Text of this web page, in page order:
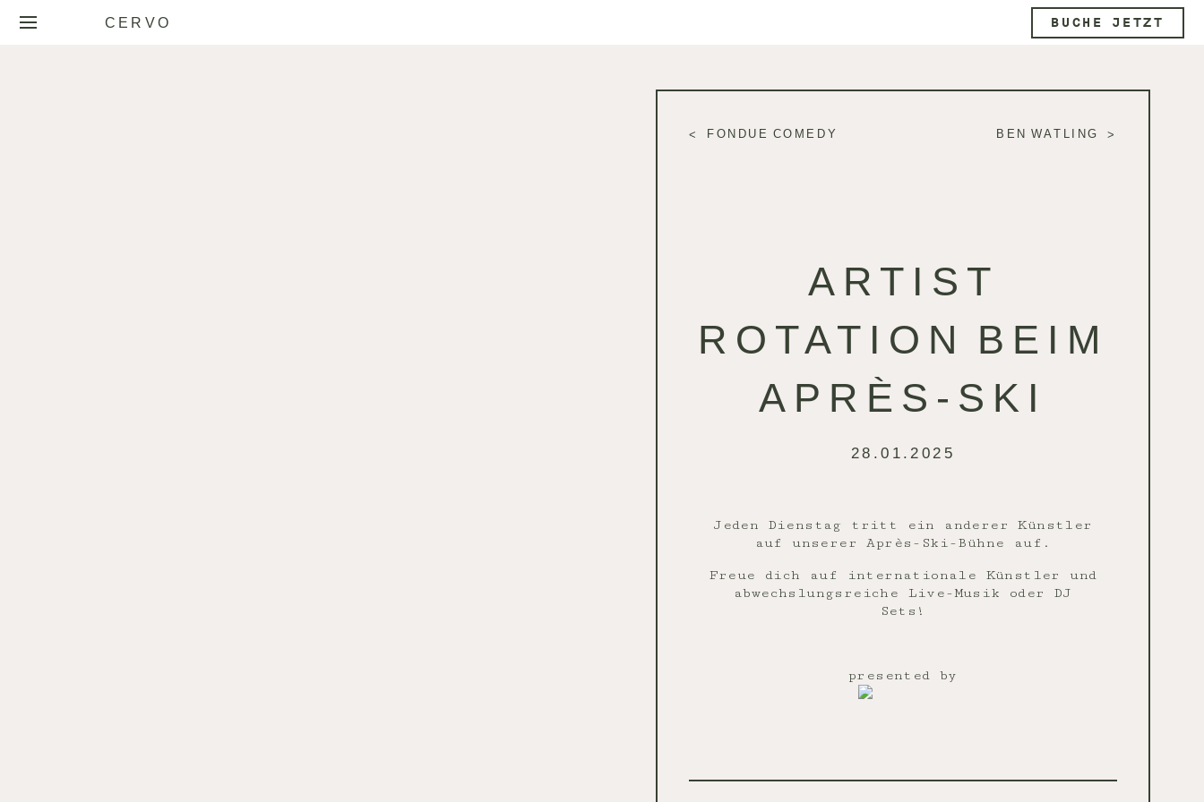
CERVO BUCHE JETZT
FONDUE COMEDY BEN WATLING
ARTIST
ROTATION BEIM
APRÈS-SKI
28.01.2025
Jeden Dienstag tritt ein anderer Künstler
auf unserer Après-Ski-Bühne auf.
Freue dich auf internationale Künstler und
abwechslungsreiche Live-Musik oder DJ
Sets!
presented by